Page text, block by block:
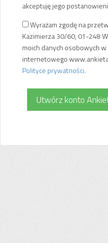
akceptuję jego
Wyrażam zgodę na
Kazimierza 30/60, 01-248
moich danych osobowych
internetowego
Polityce prywatności.